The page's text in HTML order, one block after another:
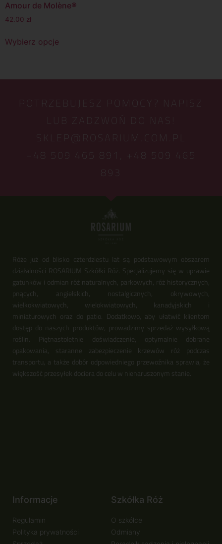
Amour de Molène®
42.00 zł
Wybierz opcje
POTRZEBUJESZ POMOCY? NAPISZ
LUB ZADZWOŃ DO NAS!
SKLEP@ROSARIUM.COM.PL
+48 509 465 891,
+48 509 465
893
Róże już od blisko czterdziestu lat są podstawowym obszarem
działalności ROSARIUM Szkółki Róż. Specjalizujemy się w uprawie
gatunków i odmian róż naturalnych, parkowych, róż historycznych,
pnących, angielskich, nostalgicznych, okrywowych,
wielkokwiatowych, wielokwiatowych, kanadyjskich i
miniaturowych oraz do patio. Dodatkowo, aby ułatwić klientom
dostęp do naszych produktów, prowadzimy sprzedaż wysyłkową
roślin. Piętnastoletnie doświadczenie, optymalnie dobrane
opakowania, staranne zabezpieczenie krzewów róż podczas
transportu, a także dobór odpowiedniego przewoźnika sprawia, że
większość przesyłek dociera do celu w nienaruszonym stanie.
Informacje
Regulamin
Polityka prywatności
Szkółka Róż
O szkółce
Odmiany